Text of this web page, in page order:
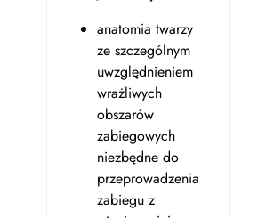
anatomia twarzy
ze szczególnym
uwzględnieniem
wrażliwych
obszarów
zabiegowych
niezbędne do
przeprowadzenia
zabiegu z